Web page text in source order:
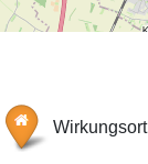
Wirkungsort